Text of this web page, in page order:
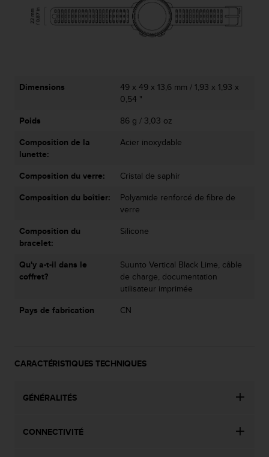
Dimensions
49 x 49 x 13,6 mm / 1,93 x 1,93 x
0,54 "
Poids
86 g / 3,03 oz
Composition de la
lunette:
Acier inoxydable
Composition du verre:
Cristal de saphir
Composition du boîtier:
Polyamide renforcé de fibre de
verre
Composition du
bracelet:
Silicone
Qu'y a-t-il dans le
coffret?
Suunto Vertical Black Lime, câble
de charge, documentation
utilisateur imprimée
Pays de fabrication
CN
CARACTÉRISTIQUES TECHNIQUES
GÉNÉRALITÉS
CONNECTIVITÉ